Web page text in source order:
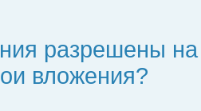
разрешены
вложения?